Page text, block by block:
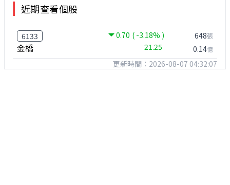
近期查看個股
6133 0.70 ( -3.18% )
金橋 21.25
648張
0.14億
更新時間：2026-08-07 04:32:07